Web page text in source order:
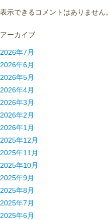
表示できるコメントはありません。
アーカイブ
2026年7月
2026年6月
2026年5月
2026年4月
2026年3月
2026年2月
2026年1月
2025年12月
2025年11月
2025年10月
2025年9月
2025年8月
2025年7月
2025年6月